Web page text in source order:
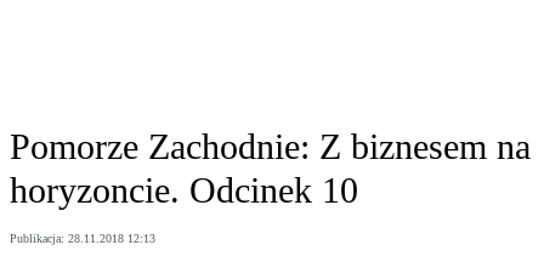
Pomorze Zachodnie: Z biznesem na
horyzoncie. Odcinek 10
Publikacja: 28.11.2018 12:13